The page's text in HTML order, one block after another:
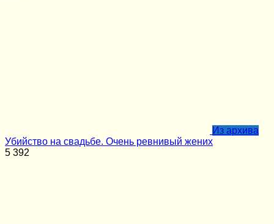
Из архива
Убийство на свадьбе. Очень ревнивый жених
5 392